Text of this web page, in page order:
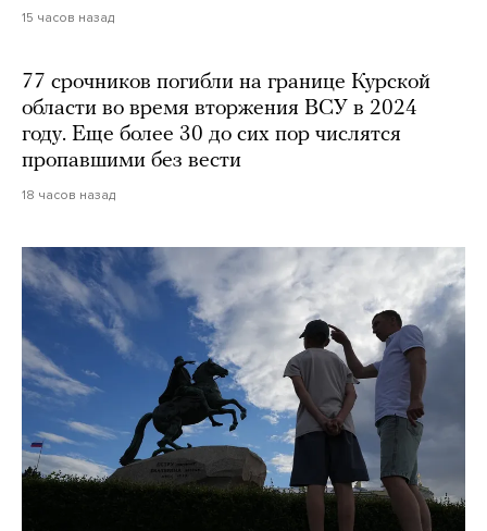
15 часов назад
77 срочников погибли на границе Курской
области во время вторжения ВСУ в 2024
году. Еще более 30 до сих пор числятся
пропавшими без вести
18 часов назад